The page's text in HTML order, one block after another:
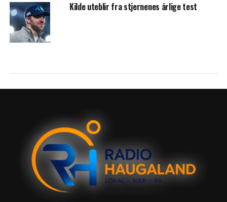
Kilde uteblir fra stjernenes årlige test